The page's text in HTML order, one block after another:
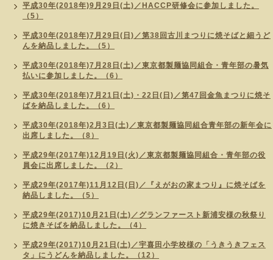
平成30年(2018年)9月29日(土)／HACCP研修会に参加しました。
（5）
平成30年(2018年)7月29日(日)／第38回古川まつりに焼そばと細うど
んを納品しました。（5）
平成30年(2018年)7月28日(土)／東京都製麺協同組合・青年部の暑気
払いに参加しました。（6）
平成30年(2018年)7月21日(土)・22日(日)／第47回金魚まつりに焼そ
ばを納品しました。（6）
平成30年(2018年)2月3日(土)／東京都製麺協同組合青年部の新年会に
出席しました。（8）
平成29年(2017年)12月19日(火)／東京都製麺協同組合・青年部の役
員会に出席しました。（2）
平成29年(2017年)11月12日(日)／『えがおの家まつり』に焼そばを
納品しました。（5）
平成29年(2017)10月21日(土)／グランファースト新浦安様の秋祭り
に焼きそばを納品しました。（4）
平成29年(2017)10月21日(土)／宇喜田小学校様の「うきうきフェス
タ」にうどんを納品しました。（12）